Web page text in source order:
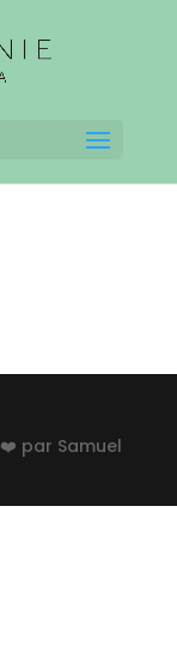
par Samuel